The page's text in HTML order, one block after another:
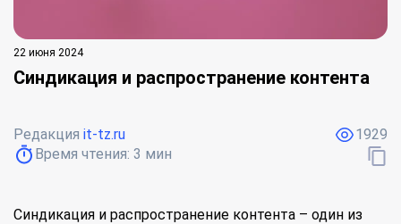
22 июня 2024
Синдикация и распространение контента
Редакция it-tz.ru
Время чтения: 3 мин
1929
Синдикация и распространение контента – один из